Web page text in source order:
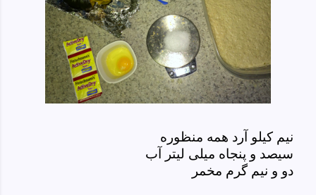
نیم کیلو آرد همه منظوره
سیصد و پنجاه میلی لیتر آب
دو و نیم گرم مخمر